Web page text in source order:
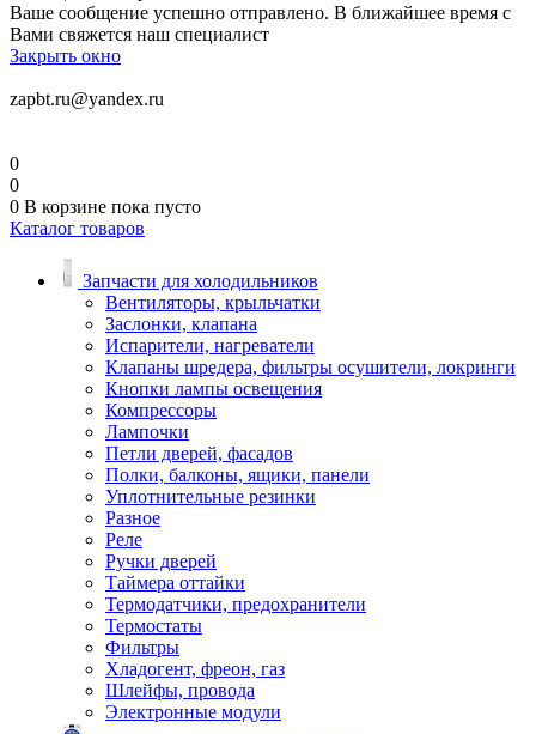
Ваше сообщение успешно отправлено. В ближайшее время с
Вами свяжется наш специалист
Закрыть окно
zapbt.ru@yandex.ru
0
0
0 В корзине пока пусто
Каталог товаров
Запчасти для холодильников
Вентиляторы, крыльчатки
Заслонки, клапана
Испарители, нагреватели
Клапаны шредера, фильтры осушители, локринги
Кнопки лампы освещения
Компрессоры
Лампочки
Петли дверей, фасадов
Полки, балконы, ящики, панели
Уплотнительные резинки
Разное
Реле
Ручки дверей
Таймера оттайки
Термодатчики, предохранители
Термостаты
Фильтры
Хладогент, фреон, газ
Шлейфы, провода
Электронные модули